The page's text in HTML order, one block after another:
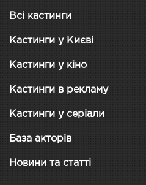
Всі кастинги
Кастинги у Києві
Кастинги у кіно
Кастинги в рекламу
Кастинги у серіали
База акторів
Новини та статті